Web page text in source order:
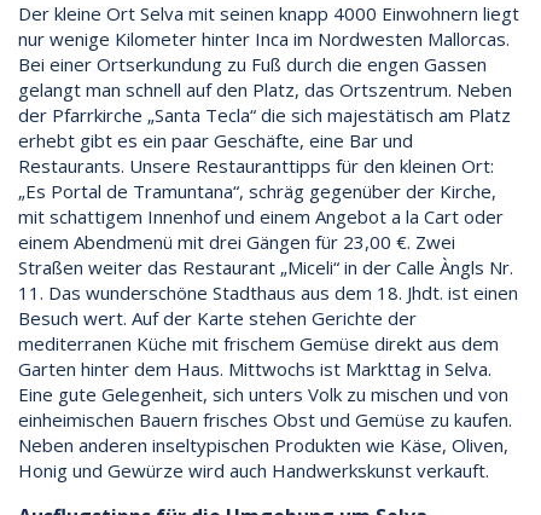
Der kleine Ort Selva mit seinen knapp 4000 Einwohnern liegt
nur wenige Kilometer hinter Inca im Nordwesten Mallorcas.
Bei einer Ortserkundung zu Fuß durch die engen Gassen
gelangt man schnell auf den Platz, das Ortszentrum. Neben
der Pfarrkirche „Santa Tecla“ die sich majestätisch am Platz
erhebt gibt es ein paar Geschäfte, eine Bar und
Restaurants. Unsere Restauranttipps für den kleinen Ort:
„Es Portal de Tramuntana“, schräg gegenüber der Kirche,
mit schattigem Innenhof und einem Angebot a la Cart oder
einem Abendmenü mit drei Gängen für 23,00 €. Zwei
Straßen weiter das Restaurant „Miceli“ in der Calle Àngls Nr.
11. Das wunderschöne Stadthaus aus dem 18. Jhdt. ist einen
Besuch wert. Auf der Karte stehen Gerichte der
mediterranen Küche mit frischem Gemüse direkt aus dem
Garten hinter dem Haus. Mittwochs ist Markttag in Selva.
Eine gute Gelegenheit, sich unters Volk zu mischen und von
einheimischen Bauern frisches Obst und Gemüse zu kaufen.
Neben anderen inseltypischen Produkten wie Käse, Oliven,
Honig und Gewürze wird auch Handwerkskunst verkauft.